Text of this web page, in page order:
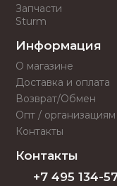
Запчасти
Sturm
Информация
О магазине
Доставка и оплата
Возврат/Обмен
Опт / организациям
Контакты
Контакты
+7 495 134-